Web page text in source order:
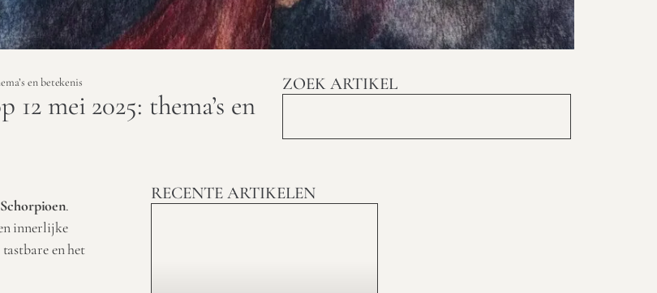
en betekenis
mei 2025: thema’s en
ZOEK ARTIKEL
.
innerlijke
en het
RECENTE ARTIKELEN